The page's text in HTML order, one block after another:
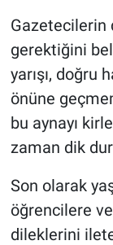
Gazetecilerin
gerektiğini
yarışı, doğru
önüne
bu aynayı
zaman dik
Son olarak
öğrencilere
dileklerini